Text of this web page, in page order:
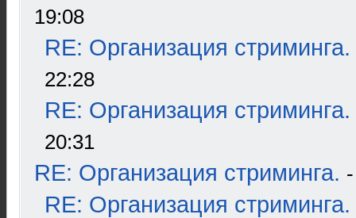
19:08
RE: Организация стриминга.
22:28
RE: Организация стриминга.
20:31
RE: Организация стриминга.
RE: Организация стриминга.